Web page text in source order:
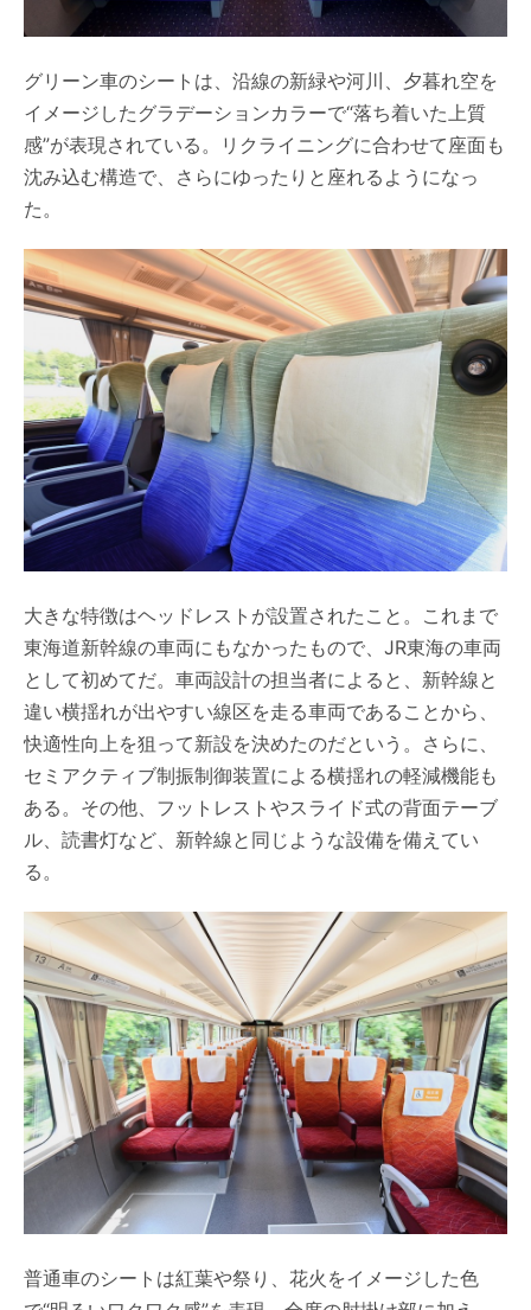
グリーン車のシートは、沿線の新緑や河川、夕暮れ空を
イメージしたグラデーションカラーで“落ち着いた上質
感”が表現されている。リクライニングに合わせて座面も
沈み込む構造で、さらにゆったりと座れるようになっ
た。
大きな特徴はヘッドレストが設置されたこと。これまで
東海道新幹線の車両にもなかったもので、JR東海の車両
として初めてだ。車両設計の担当者によると、新幹線と
違い横揺れが出やすい線区を走る車両であることから、
快適性向上を狙って新設を決めたのだという。さらに、
セミアクティブ制振制御装置による横揺れの軽減機能も
ある。その他、フットレストやスライド式の背面テーブ
ル、読書灯など、新幹線と同じような設備を備えてい
る。
普通車のシートは紅葉や祭り、花火をイメージした色